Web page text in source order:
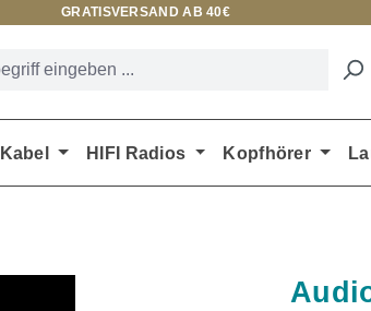
GRATISVERSAND AB 40€
HIFI Radios Kopfhörer